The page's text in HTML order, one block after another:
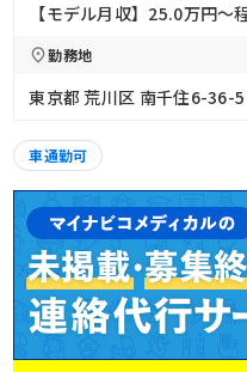
【モデル月収】25.0万円〜
勤務地
東京都 荒川区 南千住6-36-5
車通勤可